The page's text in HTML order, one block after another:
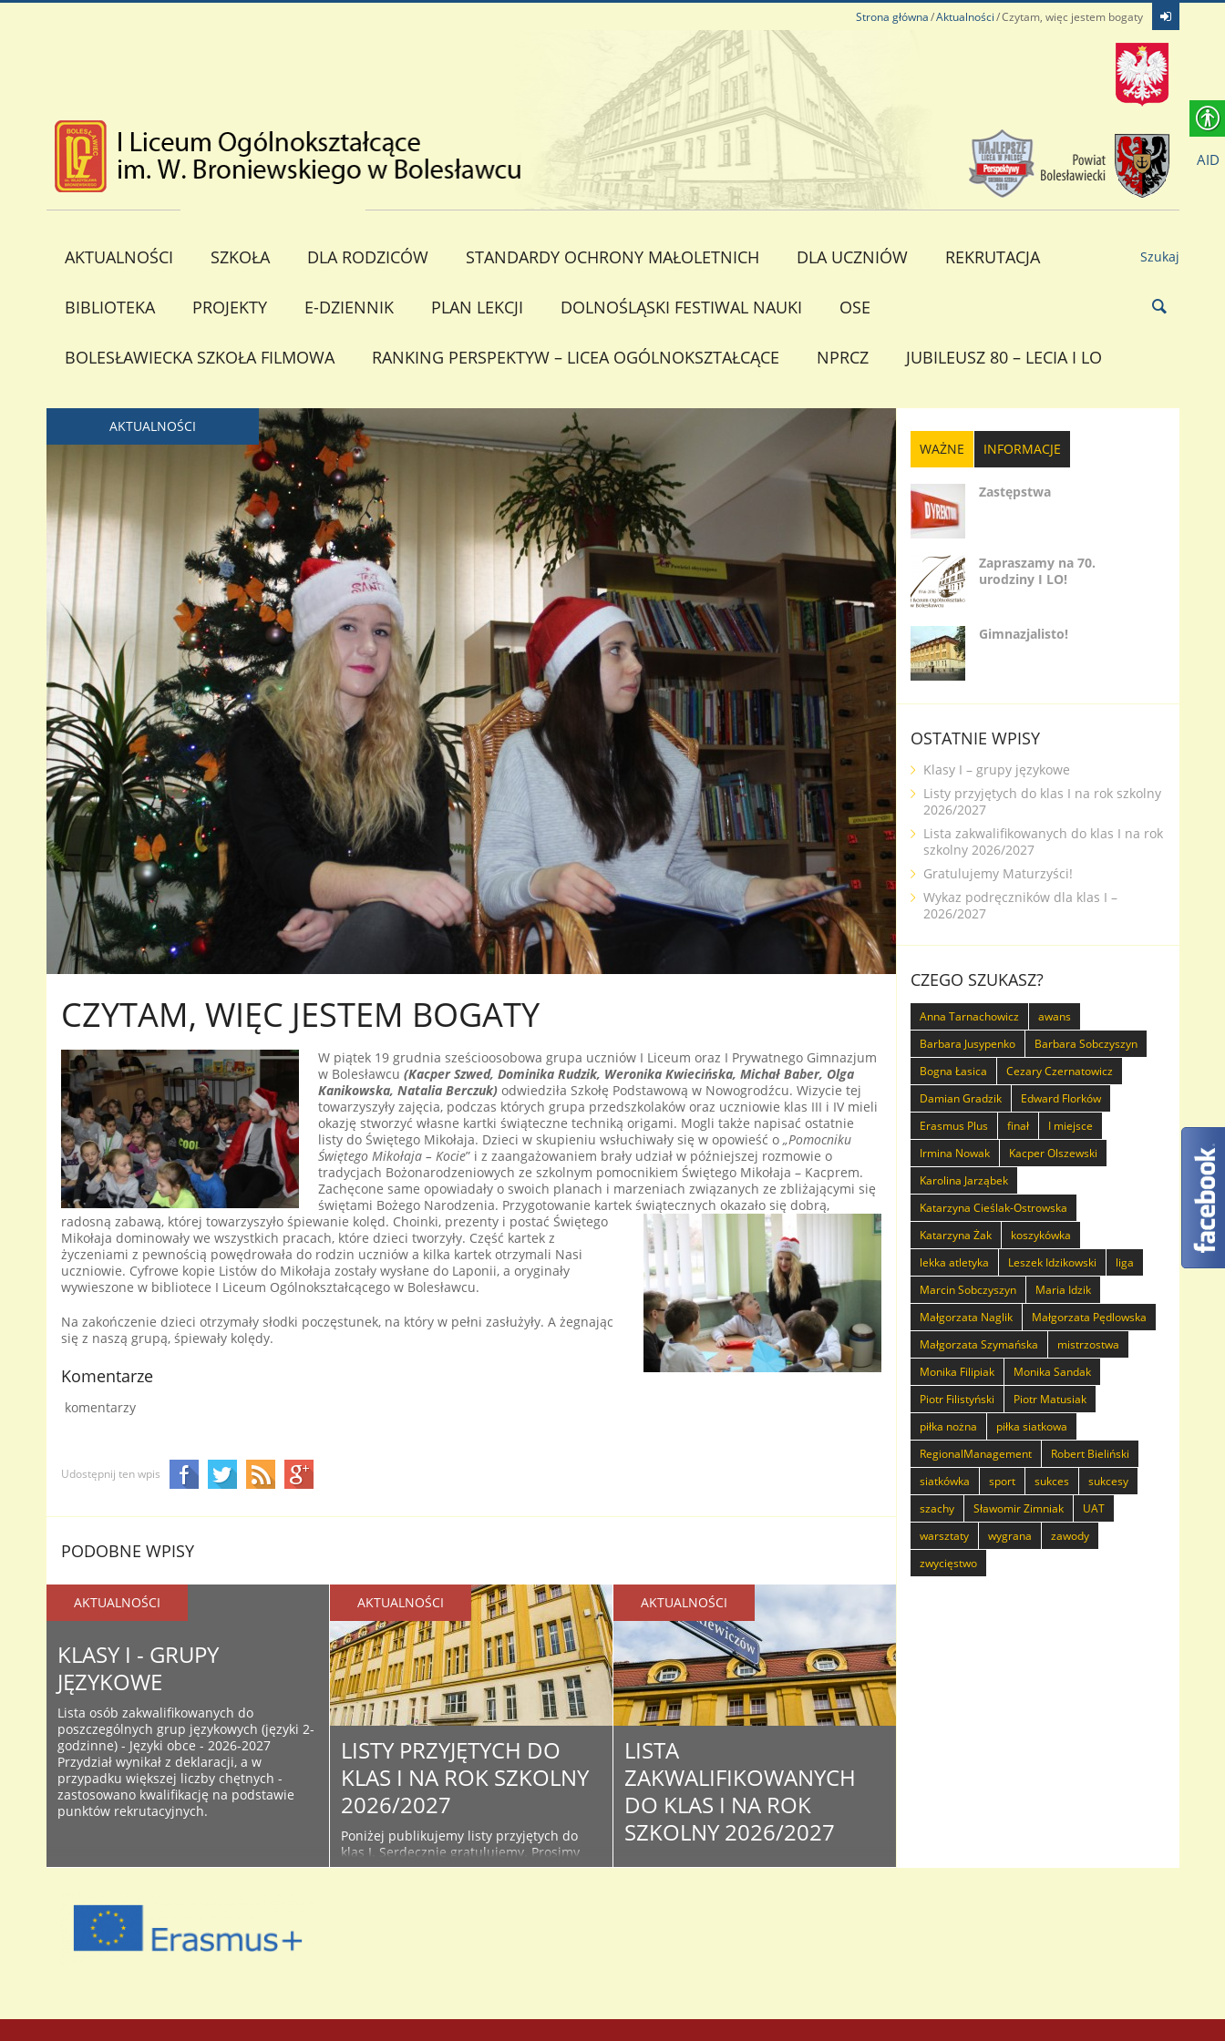
Strona główna Aktualności Czytam, więc jestem bogaty
AKTUALNOŚCI SZKOŁA DLA RODZICÓW STANDARDY OCHRONY MAŁOLETNICH DLA UCZNIÓW REKRUTACJA
BIBLIOTEKA PROJEKTY E-DZIENNIK PLAN LEKCJI DOLNOŚLĄSKI FESTIWAL NAUKI OSE
BOLESŁAWIECKA SZKOŁA FILMOWA RANKING PERSPEKTYW – LICEA OGÓLNOKSZTAŁCĄCE NPRCZ JUBILEUSZ 80 – LECIA I LO
Szukaj
AKTUALNOŚCI
CZYTAM, WIĘC JESTEM BOGATY
W piątek 19 grudnia sześcioosobowa grupa uczniów I Liceum oraz I Prywatnego Gimnazjum
w Bolesławcu (Kacper Szwed, Dominika Rudzik, Weronika Kwiecińska, Michał Baber, Olga
Kanikowska, Natalia Berczuk) odwiedziła Szkołę Podstawową w Nowogrodźcu. Wizycie tej
towarzyszyły zajęcia, podczas których grupa przedszkolaków oraz uczniowie klas III i IV mieli
okazję stworzyć własne kartki świąteczne techniką origami. Mogli także napisać ostatnie
listy do Świętego Mikołaja. Dzieci w skupieniu wsłuchiwały się w opowieść o „Pomocniku
Świętego Mikołaja – Kocie” i z zaangażowaniem brały udział w późniejszej rozmowie o
tradycjach Bożonarodzeniowych ze szkolnym pomocnikiem Świętego Mikołaja – Kacprem.
Zachęcone same opowiadały o swoich planach i marzeniach związanych ze zbliżającymi się
świętami Bożego Narodzenia. Przygotowanie kartek świątecznych okazało się dobrą,
radosną zabawą, której towarzyszyło śpiewanie kolęd. Choinki, prezenty i postać Świętego
Mikołaja dominowały we wszystkich pracach, które dzieci tworzyły. Część kartek z
życzeniami z pewnością powędrowała do rodzin uczniów a kilka kartek otrzymali Nasi
uczniowie. Cyfrowe kopie Listów do Mikołaja zostały wysłane do Laponii, a oryginały
wywieszone w bibliotece I Liceum Ogólnokształcącego w Bolesławcu.
Na zakończenie dzieci otrzymały słodki poczęstunek, na który w pełni zasłużyły. A żegnając
się z naszą grupą, śpiewały kolędy.
Komentarze
komentarzy
Udostępnij ten wpis
PODOBNE WPISY
AKTUALNOŚCI
KLASY I - GRUPY
JĘZYKOWE
Lista osób zakwalifikowanych do
poszczególnych grup językowych (języki 2-
godzinne) - Języki obce - 2026-2027
Przydział wynikał z deklaracji, a w
przypadku większej liczby chętnych -
zastosowano kwalifikację na podstawie
punktów rekrutacyjnych.
AKTUALNOŚCI
LISTY PRZYJĘTYCH DO
KLAS I NA ROK SZKOLNY
2026/2027
Poniżej publikujemy listy przyjętych do
klas I. Serdecznie gratulujemy. Prosimy
śledzić bieżące informacje na stronie i
AKTUALNOŚCI
LISTA
ZAKWALIFIKOWANYCH
DO KLAS I NA ROK
SZKOLNY 2026/2027
Poniżej publikujemy listy
WAŻNE INFORMACJE
Zastępstwa
Zapraszamy na 70.
urodziny I LO!
Gimnazjalisto!
OSTATNIE WPISY
Klasy I – grupy językowe
Listy przyjętych do klas I na rok szkolny
2026/2027
Lista zakwalifikowanych do klas I na rok
szkolny 2026/2027
Gratulujemy Maturzyści!
Wykaz podręczników dla klas I –
2026/2027
CZEGO SZUKASZ?
Anna Tarnachowicz
awans
Barbara Jusypenko
Barbara Sobczyszyn
Bogna Łasica
Cezary Czernatowicz
Damian Gradzik
Edward Florków
Erasmus Plus
finał
I miejsce
Irmina Nowak
Kacper Olszewski
Karolina Jarząbek
Katarzyna Cieślak-Ostrowska
Katarzyna Żak
koszykówka
lekka atletyka
Leszek Idzikowski
liga
Marcin Sobczyszyn
Maria Idzik
Małgorzata Naglik
Małgorzata Pędlowska
Małgorzata Szymańska
mistrzostwa
Monika Filipiak
Monika Sandak
Piotr Filistyński
Piotr Matusiak
piłka nożna
piłka siatkowa
RegionalManagement
Robert Bieliński
siatkówka
sport sukces
sukcesy
szachy
Sławomir Zimniak
UAT
warsztaty
wygrana
zawody
zwycięstwo
AID